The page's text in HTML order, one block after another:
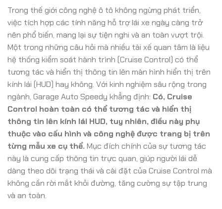
Trong thế giới công nghệ ô tô không ngừng phát triển,
việc tích hợp các tính năng hỗ trợ lái xe ngày càng trở
nên phổ biến, mang lại sự tiện nghi và an toàn vượt trội.
Một trong những câu hỏi mà nhiều tài xế quan tâm là liệu
hệ thống kiểm soát hành trình (Cruise Control) có thể
tương tác và hiển thị thông tin lên màn hình hiển thị trên
kính lái (HUD) hay không. Với kinh nghiệm sâu rộng trong
ngành, Garage Auto Speedy khẳng định: Có, Cruise
Control hoàn toàn có thể tương tác và hiển thị
thông tin lên kính lái HUD, tuy nhiên, điều này phụ
thuộc vào cấu hình và công nghệ được trang bị trên
từng mẫu xe cụ thể. Mục đích chính của sự tương tác
này là cung cấp thông tin trực quan, giúp người lái dễ
dàng theo dõi trạng thái và cài đặt của Cruise Control mà
không cần rời mắt khỏi đường, tăng cường sự tập trung
và an toàn.